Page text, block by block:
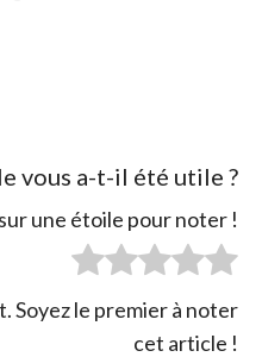
vous a-t-il été utile ?
une étoile pour noter !
Soyez le premier à noter
cet article !